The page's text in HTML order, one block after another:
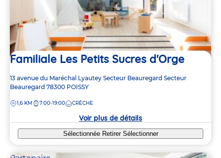
Familiale Les Petits Sucres d'Orge
Adresse
de
crèche
13 avenue du Maréchal Lyautey Secteur Beauregard Secteur
Beauregard 78300 POISSY
DISTANCE
1,6 KM 7:00-19:00 CRÈCHE
Voir plus de détails
Sélectionnée Retirer Sélectionner